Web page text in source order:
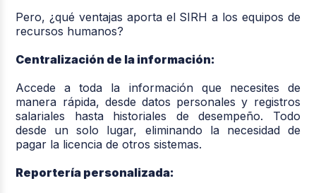
Pero, ¿qué ventajas aporta el SIRH a los equipos de
recursos humanos?
Centralización de la información:
Accede a toda la información que necesites de
manera rápida, desde datos personales y registros
salariales hasta historiales de desempeño. Todo
desde un solo lugar, eliminando la necesidad de
pagar la licencia de otros sistemas.
Reportería personalizada: